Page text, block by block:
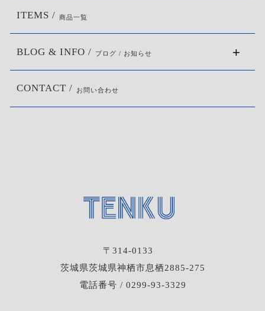
〒314-0133
茨城県茨城県神栖市息栖2885-275
電話番号 / 0299-93-3329
ITEMS / 商品一覧
BLOG & INFO / ブログ / お知らせ
CONTACT / お問い合わせ